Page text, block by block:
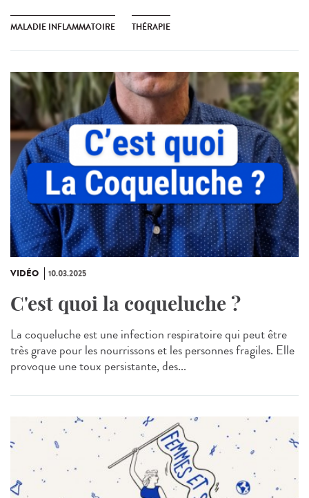
MALADIE INFLAMMATOIRE THÉRAPIE
VIDÉO 10.03.2025
C'est quoi la coqueluche ?
La coqueluche est une infection respiratoire qui peut être
très grave pour les nourrissons et les personnes fragiles. Elle
provoque une toux persistante, des...